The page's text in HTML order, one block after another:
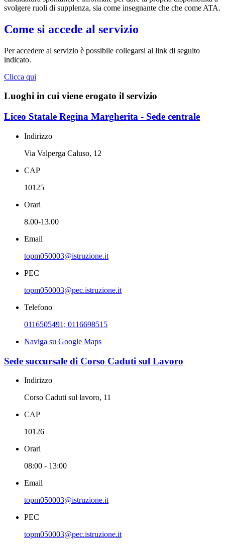
svolgere ruoli di supplenza, sia come insegnante che che come ATA.
Come si accede al servizio
Per accedere al servizio è possibile collegarsi al link di seguito
indicato.
Clicca qui
Luoghi in cui viene erogato il servizio
Liceo Statale Regina Margherita - Sede centrale
Indirizzo
Via Valperga Caluso, 12
CAP
10125
Orari
8.00-13.00
Email
topm050003@istruzione.it
PEC
topm050003@pec.istruzione.it
Telefono
0116505491; 0116698515
Naviga su Google Maps
Sede succursale di Corso Caduti sul Lavoro
Indirizzo
Corso Caduti sul lavoro, 11
CAP
10126
Orari
08:00 - 13:00
Email
topm050003@istruzione.it
PEC
topm050003@pec.istruzione.it